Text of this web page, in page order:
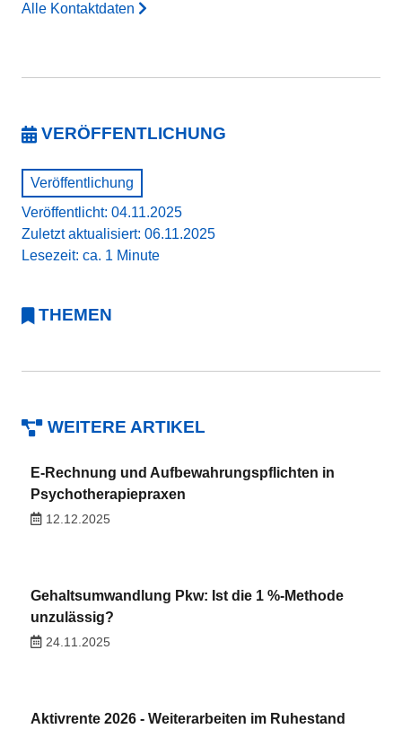
Alle Kontaktdaten
VERÖFFENTLICHUNG
Veröffentlichung
Veröffentlicht: 04.11.2025
Zuletzt aktualisiert: 06.11.2025
Lesezeit: ca. 1 Minute
THEMEN
WEITERE ARTIKEL
E-Rechnung und Aufbewahrungspflichten in
Psychotherapiepraxen
12.12.2025
Gehaltsumwandlung Pkw: Ist die 1 %-Methode
unzulässig?
24.11.2025
Aktivrente 2026 - Weiterarbeiten im Ruhestand